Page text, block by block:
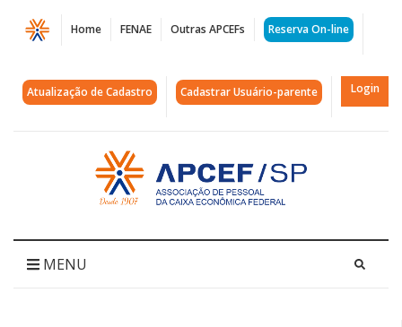
Página
Arquivos
futuro
Home FENAE Outras APCEFs Reserva On-line
Atualização de Cadastro Cadastrar Usuário-parente Login
Acessar
página
inicial
MENU